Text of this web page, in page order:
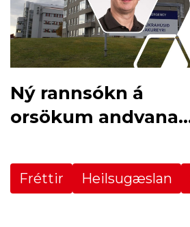
Ný rannsókn á
orsökum andvana
Fréttir Heilsugæslan